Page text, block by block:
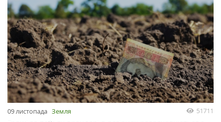
09 листопада Земля 51711